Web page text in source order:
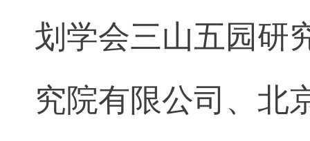
划学会三山五园研
究院有限公司、北